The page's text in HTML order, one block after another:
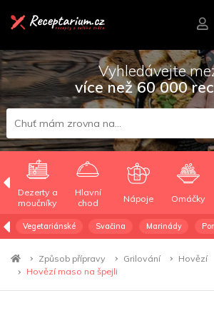
Vyhledávejte
více než 60 000
Dezerty a
moučníky
Hlavní
chod
Nápoje Omáčky
Vegetariánské Svačina Marinády
Způsob přípravy Grilování
Hovězí
Hovězí maso na špejli